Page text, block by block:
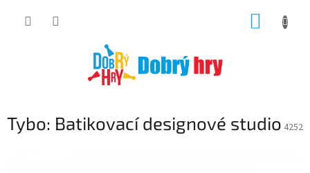
Tybo: Batikovací designové studio 4252